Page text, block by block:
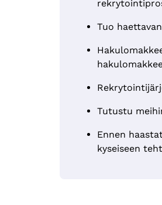
Tuo
Tutustu
Ennen
kyseiseen